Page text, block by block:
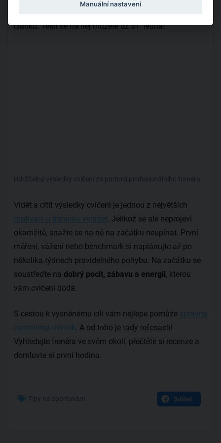
článku. Těšit se na něj můžete už 31. ledna!
Udržitelné výsledky cvičení za pomoci profesionálního trenéra
Vidět a cítit výsledky cvičení je jednou z největších
motivací u tréninku vydržet. Jelikož se ale neprojeví
okamžitě, snažte se na ně na začátku neupínat. První
měření, vážení nebo benchmark si naplánujte až po
několika týdnech pravidelného pohybu. Na začátku se
soustřeďte na dobrý pocit, zábavu a energii, kterou
vám cvičení dodá.
S cestou k vysněnému cíli vám nejlépe pomůže správně
nastavený trénink. A od toho je tady refcoach!
Vyhledejte trenéra ve svém okolí, přečtěte si recenze a
domluvte si první hodinu.
Tipy na sportování Sdílet
Manuální nastavení